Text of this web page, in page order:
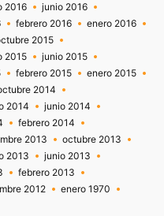
2016
junio 2016
febrero 2016
enero 2016
2015
2015
junio 2015
febrero 2015
enero 2015
2014
2014
junio 2014
febrero 2014
2013
octubre 2013
2013
junio 2013
febrero 2013
2012
enero 1970